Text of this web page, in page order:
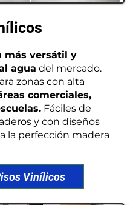
más versátil y
agua del mercado.
zonas con alta
comerciales,
Fáciles de
y con diseños
la perfección madera
Vinílicos